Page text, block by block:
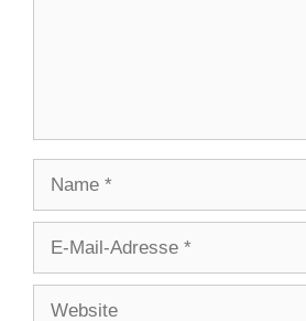
Adresse